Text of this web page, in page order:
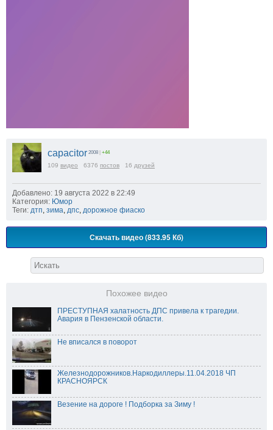
capacitor 2008 | +44
109 видео 6376 постов 16 друзей
Добавлено: 19 августа 2022 в 22:49
Категория: Юмор
Теги: дтп зима дпс дорожное фиаско
Скачать видео (833.95 Кб)
Похожее видео
ПРЕСТУПНАЯ халатность ДПС привела к трагедии.
Авария в Пензенской области.
Не вписался в поворот
Железнодорожников.Наркодиллеры.11.04.2018 ЧП
КРАСНОЯРСК
Везение на дороге ! Подборка за Зиму !